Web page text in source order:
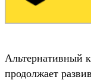
Альтернативный
продолжает